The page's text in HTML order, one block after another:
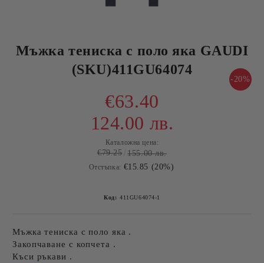
Мъжка тениска с поло яка GAUDI
(SKU)411GU64074
-20%
€63.40
124.00 лв.
Каталожна цена:
€79.25 155.00 лв.
Отстъпка: €15.85 (20%)
Код: 411GU64074-1
Мъжка тениска с поло яка .
Закопчаване с копчета .
Къси ръкави .